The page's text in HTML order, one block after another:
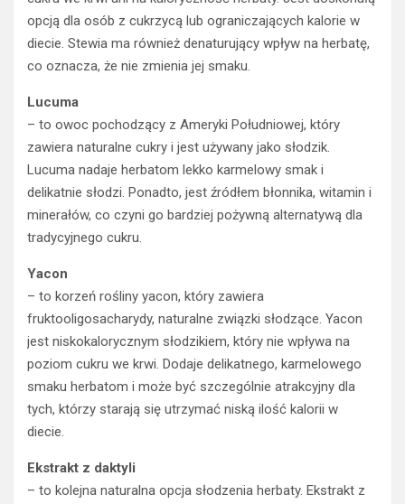
opcją dla osób z cukrzycą lub ograniczających kalorie w
diecie. Stewia ma również denaturujący wpływ na herbatę,
co oznacza, że nie zmienia jej smaku.
Lucuma
– to owoc pochodzący z Ameryki Południowej, który
zawiera naturalne cukry i jest używany jako słodzik.
Lucuma nadaje herbatom lekko karmelowy smak i
delikatnie słodzi. Ponadto, jest źródłem błonnika, witamin i
minerałów, co czyni go bardziej pożywną alternatywą dla
tradycyjnego cukru.
Yacon
– to korzeń rośliny yacon, który zawiera
fruktooligosacharydy, naturalne związki słodzące. Yacon
jest niskokalorycznym słodzikiem, który nie wpływa na
poziom cukru we krwi. Dodaje delikatnego, karmelowego
smaku herbatom i może być szczególnie atrakcyjny dla
tych, którzy starają się utrzymać niską ilość kalorii w
diecie.
Ekstrakt z daktyli
– to kolejna naturalna opcja słodzenia herbaty. Ekstrakt z